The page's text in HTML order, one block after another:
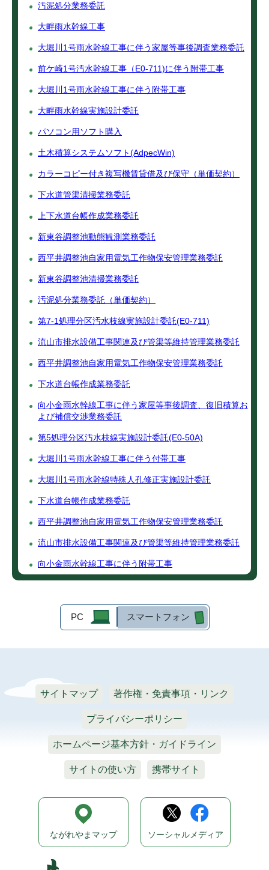
汚泥処分業務委託
大畔雨水幹線工事
大堀川1号雨水幹線工事に伴う家屋等事後調査業務委託
前ケ崎1号汚水幹線工事（E0-711)に伴う附帯工事
大堀川1号雨水幹線工事に伴う附帯工事
大畔雨水幹線実施設計委託
パソコン用ソフト購入
土木積算システムソフト(AdpecWin)
カラーコピー付き複写機賃貸借及び保守（単価契約）
下水道管渠清掃業務委託
上下水道台帳作成業務委託
新東谷調整池動態観測業務委託
西平井調整池自家用電気工作物保安管理業務委託
新東谷調整池清掃業務委託
汚泥処分業務委託（単価契約）
第7-1処理分区汚水枝線実施設計委託(E0-711)
流山市排水設備工事関連及び管渠等維持管理業務委託
西平井調整池自家用電気工作物保安管理業務委託
下水道台帳作成業務委託
向小金雨水幹線工事に伴う家屋等事後調査、復旧積算お
よび補償交渉業務委託
第5処理分区汚水枝線実施設計委託(E0-50A)
大堀川1号雨水幹線工事に伴う付帯工事
大堀川1号雨水幹線特殊人孔修正実施設計委託
下水道台帳作成業務委託
西平井調整池自家用電気工作物保安管理業務委託
流山市排水設備工事関連及び管渠等維持管理業務委託
向小金雨水幹線工事に伴う附帯工事
PC スマートフォン
サイトマップ 著作権・免責事項・リンク
プライバシーポリシー
ホームページ基本方針・ガイドライン
サイトの使い方 携帯サイト
ながれやまマップ ソーシャルメディア